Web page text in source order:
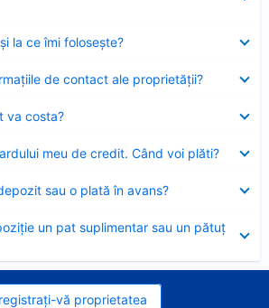
la ce îmi foloseşte?
de contact ale proprietății?
va costa?
meu de credit. Când voi plăti?
sau o plată în avans?
un pat suplimentar sau un pătuț
vă proprietatea